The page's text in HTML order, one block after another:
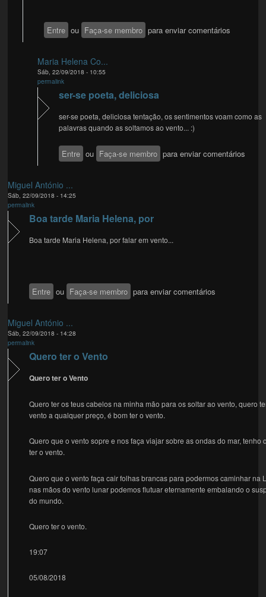
Entre ou Faça-se membro para enviar comentários
Maria Helena Co...
Sáb, 22/09/2018 - 10:55
permalink
ser-se poeta, deliciosa
ser-se poeta, deliciosa tentação, os sentimentos voam como as
palavras quando as soltamos ao vento... :)
Entre ou Faça-se membro para enviar comentários
Miguel António ...
Sáb, 22/09/2018 - 14:25
permalink
Boa tarde Maria Helena, por
Boa tarde Maria Helena, por falar em vento...
Entre ou Faça-se membro para enviar comentários
Miguel António ...
Sáb, 22/09/2018 - 14:28
permalink
Quero ter o Vento
Quero ter o Vento
Quero ter os teus cabelos na minha mão para os soltar ao vento, quero
vento a qualquer preço, é bom ter o vento.
Quero que o vento sopre e nos faça viajar sobre as ondas do mar, tenho
ter o vento.
Quero que o vento faça cair folhas brancas para podermos caminhar na
nas mãos do vento lunar podemos flutuar eternamente embalando o
do mundo.
Quero ter o vento.
19:07
05/08/2018